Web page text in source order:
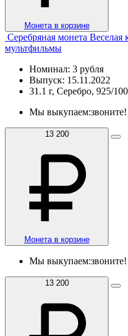
Монета в корзине
Серебряная монета
мультфильмы
Номинал: 3 рубля
Выпуск: 15.11.2022
31.1 г, Серебро, 925/
Мы выкупаем:звоните!
13 200
Монета в корзине
Мы выкупаем:звоните!
13 200